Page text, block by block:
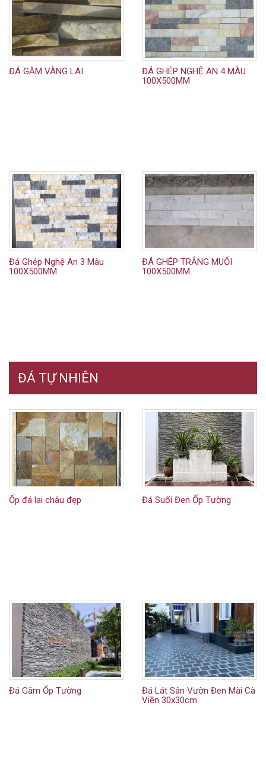
ĐÁ GĂM VÀNG LAI
ĐÁ GHÉP NGHỆ AN 4 MÀU
100X500MM
Đá Ghép Nghệ An 3 Màu
100X500MM
ĐÁ GHÉP TRẮNG MUỐI
100X500MM
ĐÁ TỰ NHIÊN
Ốp đá lai châu đẹp Đá Suối Đen Ốp Tường
Đá Găm Ốp Tường
Đá Lát Sân Vườn Đen Mài Cà
Viền 30x30cm